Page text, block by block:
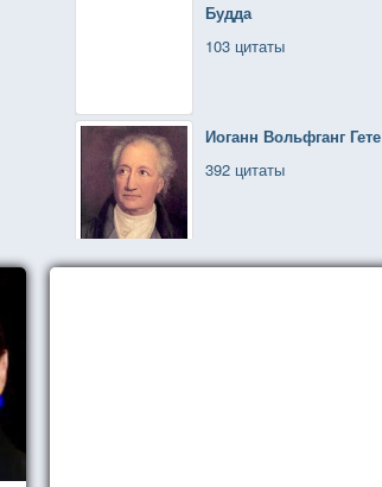
Будда
103 цитаты
Иоганн Вольфганг Гете
392 цитаты